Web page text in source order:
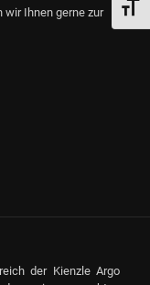
wir Ihnen gerne zur
der Kienzle Argo